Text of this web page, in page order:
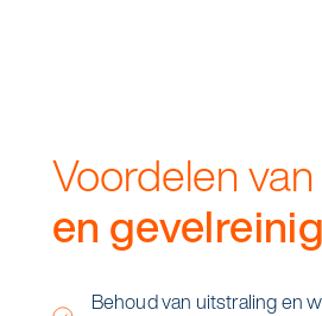
Voordelen van
en
Behoud van uitstraling en